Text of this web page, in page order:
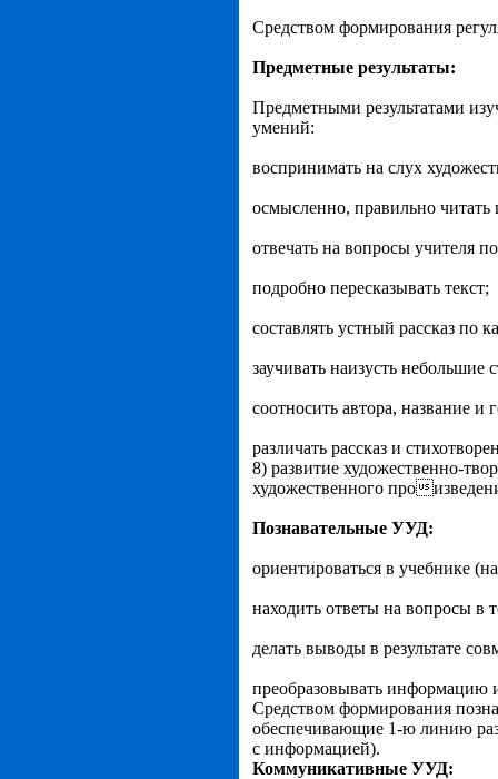
Средством формирования
Предметные результаты:
Предметными результатами
умений:
воспринимать на слух
осмысленно, правильно
отвечать на вопросы учителя
подробно пересказывать текст;
составлять устный рассказ по
заучивать наизусть небольшие
соотносить автора, название
различать рассказ и
8) развитие художественно-
художественного про
Познавательные УУД:
ориентироваться в учебнике
находить ответы на вопросы в
делать выводы в результате
преобразовывать информацию
Средством формирования
обеспечивающие 1-ю линию
с информацией).
Коммуникативные УУД: